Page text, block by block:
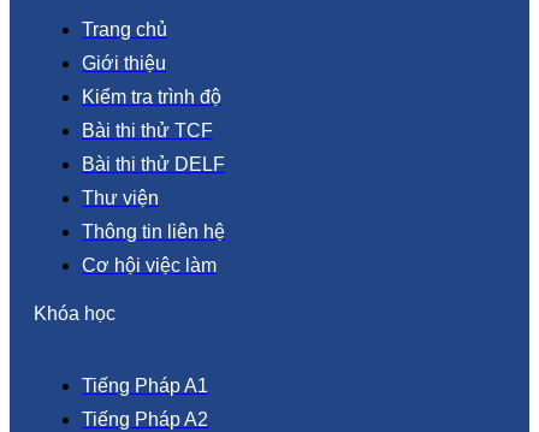
Trang chủ
Giới thiệu
Kiểm tra trình độ
Bài thi thử TCF
Bài thi thử DELF
Thư viện
Thông tin liên hệ
Cơ hội việc làm
Khóa học
Tiếng Pháp A1
Tiếng Pháp A2